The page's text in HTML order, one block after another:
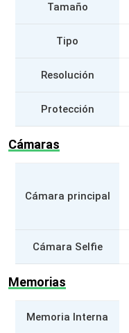
Tamaño
Tipo
Resolución
Protección
Cámaras
Cámara principal
Cámara Selfie
Memorias
Memoria Interna